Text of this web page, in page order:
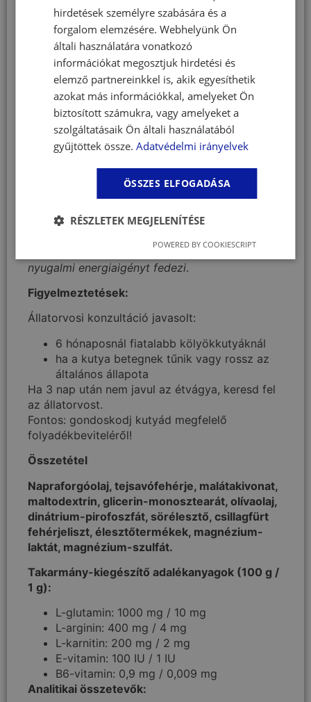
Hogyan használható a kutya vitamin paszta?
A napi adagot több kisebb részre is el lehet
osztani.
A paszta adható közvetlenül a szájba vagy
eledellel elkeverve.
Ajánlott napi adag kutyáknak:
Kutyasúly – Napi mennyiség:
2/3 tubus
1 tubus
41–50 kg:1 2/3 tubus
megközelítőleg a napi
nyugalmi energiaigényt fedezi.
Figyelmeztetések:
Állatorvosi konzultáció javasolt:
6 hónaposnál fiatalabb kölyökkutyáknál
ha a kutya betegnek tűnik vagy rossz az
általános állapota
Ha 3 nap után nem javul az étvágya, keresd fel
az állatorvost.
Fontos: gondoskodj kutyád megfelelő
folyadékbeviteléről!
Összetétel
Napraforgóolaj, tejsavófehérje, malátakivonat,
maltodextrin, glicerin-monosztearát, olívaolaj,
dinátrium-pirofoszfát, sörélesztő, csillagfürt
fehérjeliszt, élesztőtermékek, magnézium-
laktát, magnézium-szulfát.
Takarmány-kiegészítő adalékanyagok (100 g /
1 g):
L-glutamin: 1000 mg / 10 mg
L-arginin: 400 mg / 4 mg
L-karnitin: 200 mg / 2 mg
E-vitamin: 100 IU / 1 IU
B6-vitamin: 0,9 mg / 0,009 mg
Analitikai összetevők:
hirdetések személyre szabására és a
forgalom elemzésére. Webhelyünk Ön
általi használatára vonatkozó
információkat megosztjuk hirdetési és
elemző partnereinkkel is, akik egyesíthetik
azokat más információkkal, amelyeket Ön
biztosított számukra, vagy amelyeket a
szolgáltatásaik Ön általi használatából
gyűjtöttek össze.Adatvédelmi irányelvek
ÖSSZES ELFOGADÁSA
RÉSZLETEK MEGJELENÍTÉSE
POWERED BY COOKIESCRIPT